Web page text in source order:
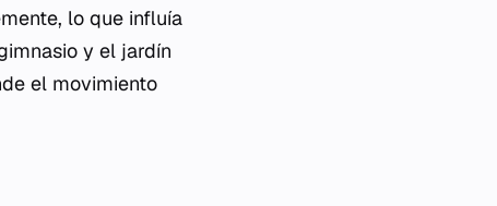
lo que influía
y el jardín
el movimiento